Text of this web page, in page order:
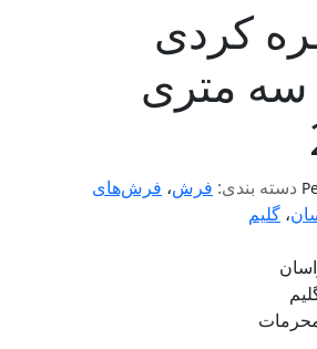
کردی
سه متری
دسته بندی: فرش، فرش‌های
، گلیم